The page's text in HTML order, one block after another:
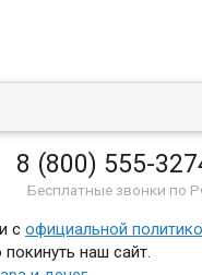
8 (800) 555-
Бесплатные звонки по
с официальной
наш сайт.